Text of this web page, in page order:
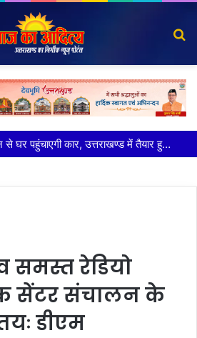
से घायल शातिर बदमाश गिरफ्तार
समस्त रेडियो
सेंटर संचालन के
डीएम